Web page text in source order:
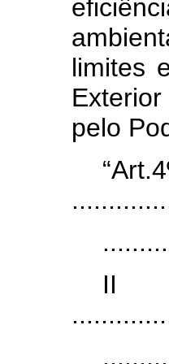
limites
pelo